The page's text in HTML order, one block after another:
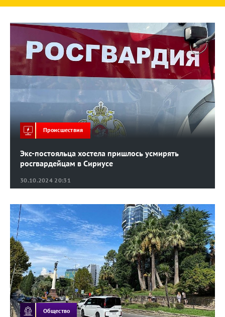
30.10.2024 20:31
Экс-постояльца хостела пришлось усмирять
росгвардейцам в Сириусе
Происшествия
Общество